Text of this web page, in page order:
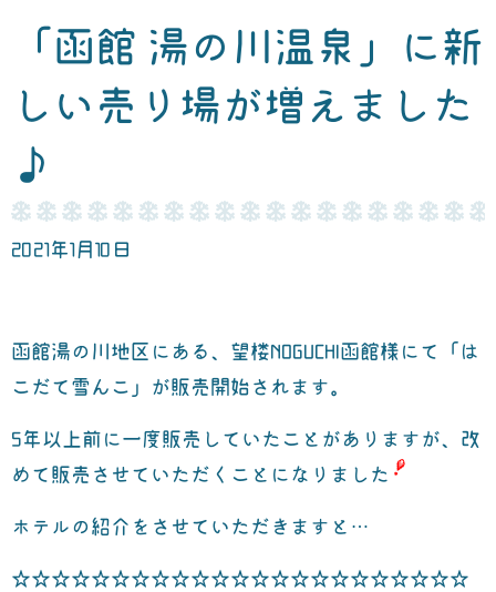
「函館 湯の川温泉」に新
しい売り場が増えました
♪
2021年1月10日
函館湯の川地区にある、望楼NOGUCHI函館様にて
「は
こだて雪んこ」
が販売開始されます。
5年以上前に一度販売していたことがありますが、改
めて販売させていただくことになりました
ホテルの紹介をさせていただきますと…
☆☆☆☆☆☆☆☆☆☆☆☆☆☆☆☆☆☆☆☆☆☆☆